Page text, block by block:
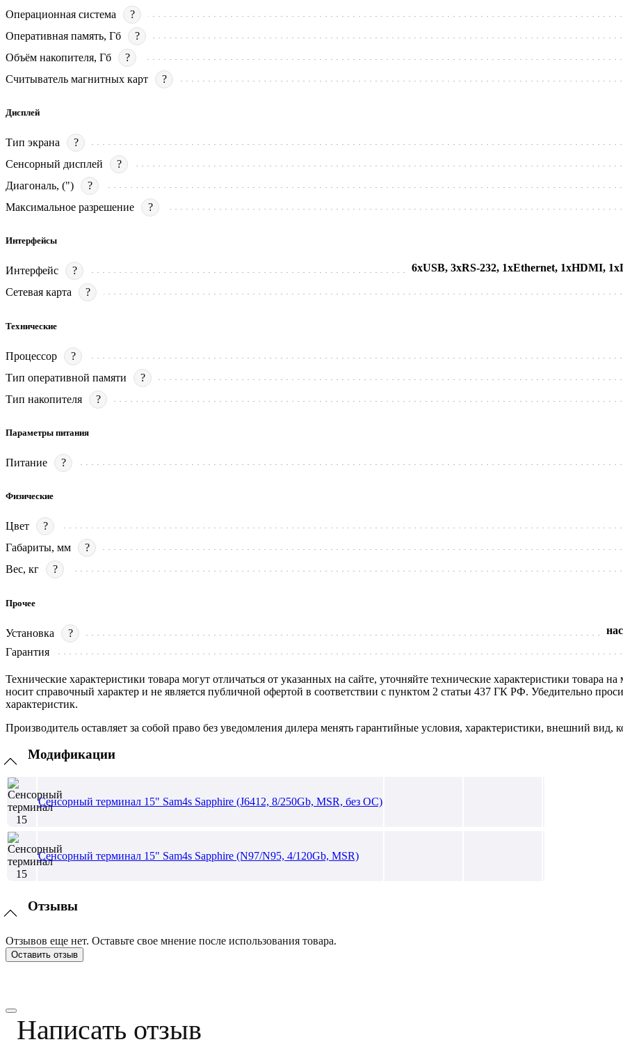
Операционная система
?
Оперативная память, Гб
?
Объём накопителя, Гб
?
Считыватель магнитных карт
?
Дисплей
Тип экрана
?
Сенсорный дисплей
?
Диагональ, (")
?
Максимальное разрешение
?
Интерфейсы
Интерфейс ? 6xUSB, 3xRS-232, 1xEthernet, 1xHDMI,
Сетевая карта ?
Технические
Процессор
?
Тип оперативной памяти
?
Тип накопителя
?
Параметры питания
Питание ?
Физические
Цвет
?
Габариты, мм
?
Вес, кг
?
Прочее
Установка ?
Гарантия
Технические характеристики товара могут отличаться от указанных на сайте, уточняйте технические характеристики
носит справочный характер и не является публичной офертой в соответствии с пунктом 2 статьи 437 ГК РФ. Убедительно
характеристик.
Производитель оставляет за собой право без уведомления дилера менять гарантийные условия, характеристики, внешний вид,
Модификации
Сенсорный терминал 15" Sam4s Sapphire (J6412, 8/250Gb, MSR, без ОС)
Сенсорный терминал 15" Sam4s Sapphire (N97/N95, 4/120Gb, MSR)
Отзывы
Отзывов еще нет. Оставьте свое мнение после использования товара.
Оставить отзыв
Написать отзыв